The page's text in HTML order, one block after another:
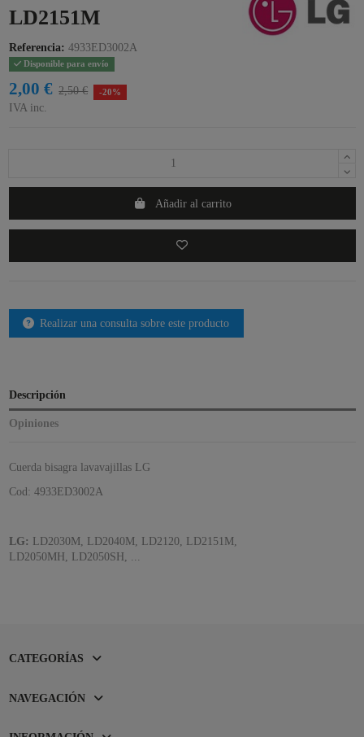
LD2151M
Referencia: 4933ED3002A
Disponible para envío
2,00 € 2,50 € -20%
IVA inc.
Añadir al carrito
Realizar una consulta sobre este producto
Descripción
Opiniones
Cuerda bisagra lavavajillas LG
Cod: 4933ED3002A
LG: LD2030M, LD2040M, LD2120, LD2151M,
LD2050MH, LD2050SH, ...
CATEGORÍAS
NAVEGACIÓN